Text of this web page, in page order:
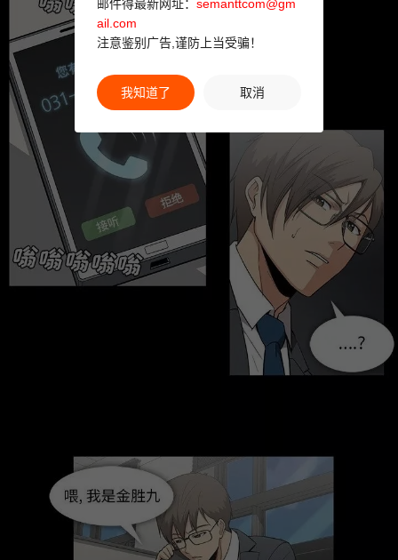
邮件得最新网址： semanttcom@gm
ail.com
注意鉴别广告,谨防上当受骗！
我知道了 取消